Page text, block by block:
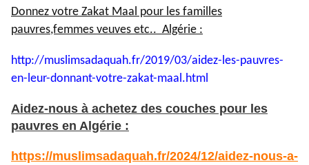
Donnez votre Zakat Maal pour les familles
pauvres,femmes veuves etc.. Algérie :
http://muslimsadaquah.fr/2019/03/aidez-les-pauvres-
en-leur-donnant-votre-zakat-maal.html
Aidez-nous à achetez des couches pour les
pauvres en Algérie :
https://muslimsadaquah.fr/2024/12/aidez-nous-a-